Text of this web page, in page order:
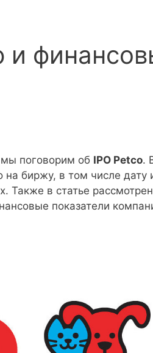
и
поговорим об IPO Petco.
биржу, в том числе дату
Также в статье
показатели